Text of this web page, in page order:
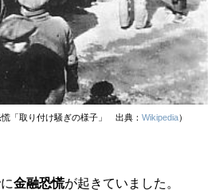
慌「取り付け騒ぎの様子」 出典： Wikipedia）
金融恐慌が起きていました。